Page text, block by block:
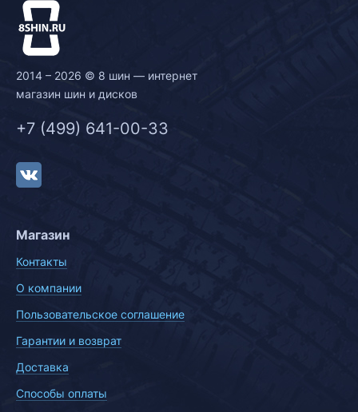
2014 – 2026 © 8 шин — интернет
магазин шин и дисков
+7 (499) 641-00-33
Магазин
Контакты
О компании
Пользовательское соглашение
Гарантии и возврат
Доставка
Способы оплаты